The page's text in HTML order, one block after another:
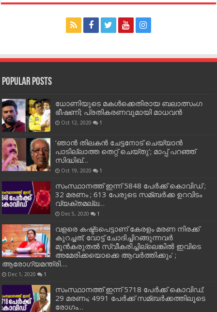
Popular Posts
ധോണിയുടെ മകള്‍ക്കെതിരായ ബലാത്സംഗ
ഭീഷണി; പ്രതികരണവുമായി മാധവന്‍
Oct 12, 2020 1
‘ഞാന്‍ തിലകന്‍ ചേട്ടനോട് ചെയ്യാന്‍
പാടില്ലാത്ത തെറ്റ് ചെയ്തു’; മാപ്പ് പറഞ്ഞ്
സിദ്ധിഖ്…
Oct 19, 2020 1
സംസ്ഥാനത്ത് ഇന്ന് 5848 പേര്‍ക്ക് കൊവി‌ഡ് ;
32 മരണം ; 613 പേരുടെ സമ്ബര്‍ക്ക ഉറവിടം
വ്യക്തമല്ല…
Dec 5, 2020 1
വളരെ കഷ്ട്ടപെട്ടാണ് കേരളം മരണ നിരക്ക്
കുറച്ചത്; വോട്ട് ചോദിച്ചിറങ്ങുന്നവർ
മുൻകരുതൽ സ്വീകരിച്ചില്ലെങ്കിൽ ഇവിടെ
അമേരിക്കയൊക്കെ ആവർത്തിക്കും’ ;
ആരോഗ്യമന്ത്രി….
Dec 1, 2020 1
സംസ്ഥാനത്ത് ഇന്ന് 5718 പേര്‍ക്ക് കൊവിഡ്;
29 മരണം; 4991 പേര്‍ക്ക് സമ്ബര്‍ക്കത്തിലൂടെ
രോഗം…